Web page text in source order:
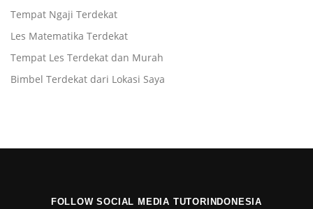
Tempat Ngaji Terdekat
Les Matematika Terdekat
Tempat Les Terdekat dan Murah
Bimbel Terdekat dari Lokasi Saya
FOLLOW SOCIAL MEDIA TUTORINDONESIA